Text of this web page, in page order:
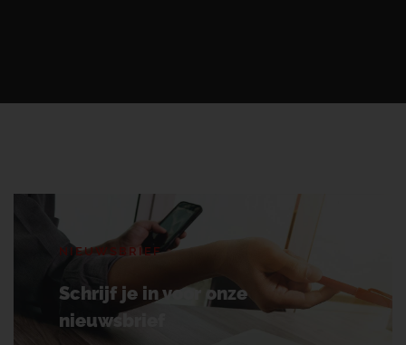
NIEUWSBRIEF
Schrijf je in voor onze
nieuwsbrief